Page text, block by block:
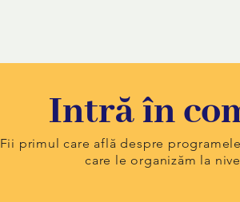
Intră în
Fii primul care află despre
care le organizăm la